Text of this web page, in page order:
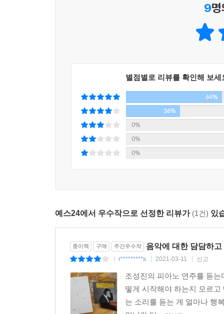
지난 역사와 현재의 시간이 만나면 강렬하고 짜릿
사사로운 결정이 소리에 투영된다는 뜻이다. (중
강도나 소리와 소 리의 연결이 될 수도 있고, 때
9
별점별로 리뷰를 확인해 보세
64%
36%
0%
0%
0%
예스24에서 우수작으로 선정한 리뷰가 (1건) 있
종이책 구매 주간우수작 음악에 대한 담담하
r*********s 2021-03-11 신고
조성진의 피아노 연주를 듣
떻게 시작해야 하는지 모르
는 소리를 듣는 게 얼마나 행